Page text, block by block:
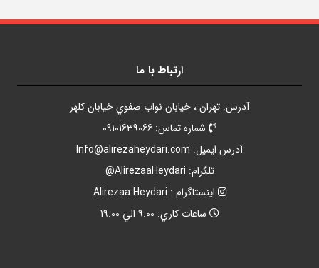
ارتباط با ما
آدرس: تهران ، خيابان نواب صفوي خيابان کلهر
شماره تماس: 09101639066
آدرس ايميل: Info@alirezaheydari.com
تلگرام: AlirezaaHeydari@
اينستاگرام : Alirezaa.Heydari
ساعات کاري: 9:00 الي 19:00